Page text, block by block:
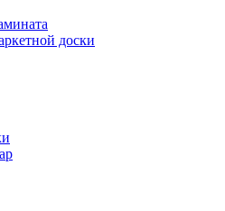
доски